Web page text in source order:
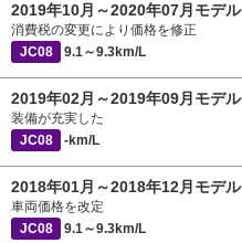
2019年10月～2020年07月モデル
消費税の変更により価格を修正
JC08
9.1～9.3km/L
2019年02月～2019年09月モデル
装備が充実した
JC08
-km/L
2018年01月～2018年12月モデル
車両価格を改定
JC08
9.1～9.3km/L